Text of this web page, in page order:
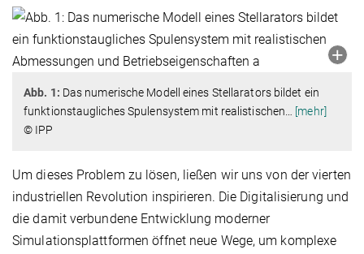
Abb. 1: Das numerische Modell eines Stellarators bildet ein
funktionstaugliches Spulensystem mit realistischen… [mehr]
© IPP
Um dieses Problem zu lösen, ließen wir uns von der vierten
industriellen Revolution inspirieren. Die Digitalisierung und
die damit verbundene Entwicklung moderner
Simulationsplattformen öffnet neue Wege, um komplexe